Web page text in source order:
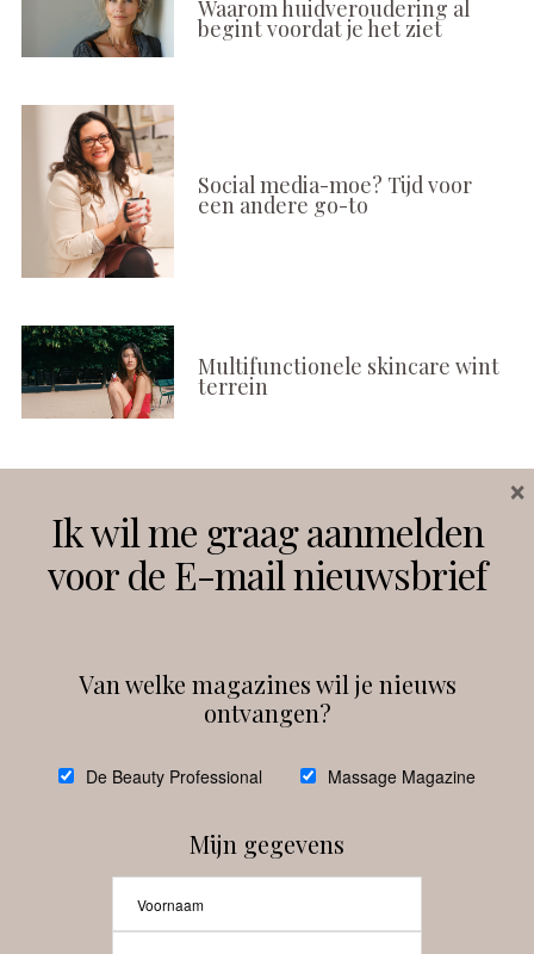
Waarom huidveroudering al
begint voordat je het ziet
Social media-moe? Tijd voor
een andere go-to
Multifunctionele skincare wint
terrein
Instagram Facebook
debeautyprofessional
Ik wil me graag aanmelden
voor de E-mail nieuwsbrief
Van welke magazines wil je nieuws
ontvangen?
De Beauty Professional Massage Magazine
Mijn gegevens
×